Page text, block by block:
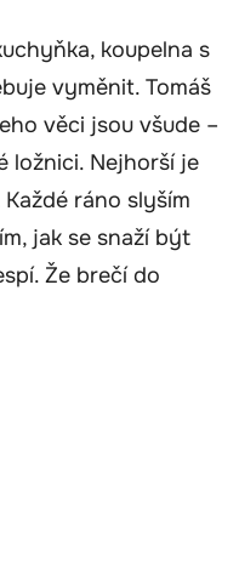
koupelna s
vyměnit. Tomáš
věci jsou všude –
ložnici. Nejhorší je
ráno slyším
jak se snaží být
Že brečí do